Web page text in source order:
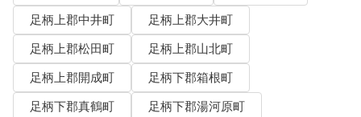
足柄上郡中井町
足柄上郡大井町
足柄上郡松田町
足柄上郡山北町
足柄上郡開成町
足柄下郡箱根町
足柄下郡真鶴町
足柄下郡湯河原町